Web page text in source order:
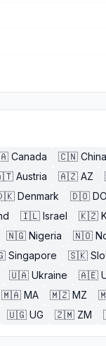
Canada 🇨🇳 China
Austria 🇦🇿 AZ
Denmark 🇩🇴 DO
🇮🇱 Israel 🇰🇿
🇳🇬 Nigeria 🇳🇴
Singapore 🇸🇰
🇺🇦 Ukraine 🇦🇪
🇲🇦 MA 🇲🇿 MZ
🇺🇬 UG 🇿🇲 ZM